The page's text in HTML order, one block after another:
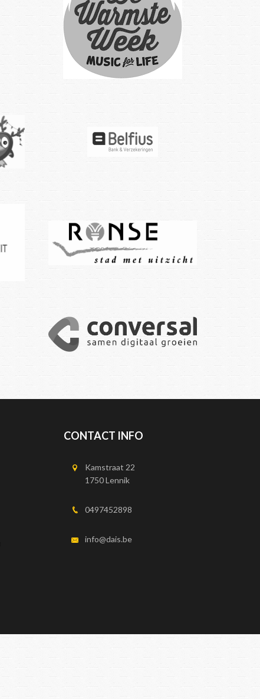
CONTACT INFO
Kamstraat 22
1750 Lennik
0497452898
info@dais.be